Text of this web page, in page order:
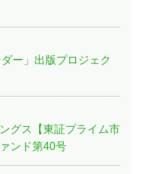
ー」出版プロジェク
グス【東証プライム市
ンド第40号